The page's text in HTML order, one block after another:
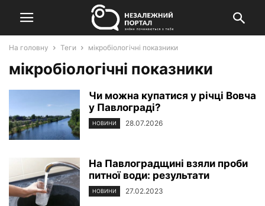
На головну Теги мікробіологічні показники
мікробіологічні показники
Чи можна купатися у річці Вовча
у Павлограді?
НОВИНИ 28.07.2026
На Павлоградщині взяли проби
питної води: результати
НОВИНИ 27.02.2023